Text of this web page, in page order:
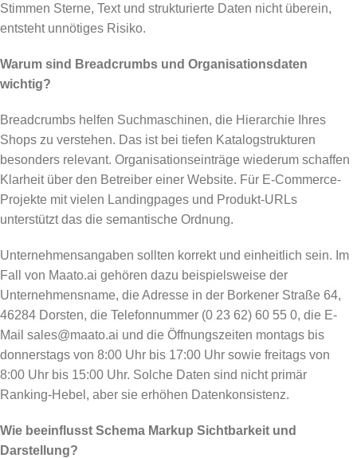
Stimmen Sterne, Text und strukturierte Daten nicht überein,
entsteht unnötiges Risiko.
Warum sind Breadcrumbs und Organisationsdaten
wichtig?
Breadcrumbs helfen Suchmaschinen, die Hierarchie Ihres
Shops zu verstehen. Das ist bei tiefen Katalogstrukturen
besonders relevant. Organisationseinträge wiederum schaffen
Klarheit über den Betreiber einer Website. Für E-Commerce-
Projekte mit vielen Landingpages und Produkt-URLs
unterstützt das die semantische Ordnung.
Unternehmensangaben sollten korrekt und einheitlich sein. Im
Fall von Maato.ai gehören dazu beispielsweise der
Unternehmensname, die Adresse in der Borkener Straße 64,
46284 Dorsten, die Telefonnummer (0 23 62) 60 55 0, die E-
Mail sales@maato.ai und die Öffnungszeiten montags bis
donnerstags von 8:00 Uhr bis 17:00 Uhr sowie freitags von
8:00 Uhr bis 15:00 Uhr. Solche Daten sind nicht primär
Ranking-Hebel, aber sie erhöhen Datenkonsistenz.
Wie beeinflusst Schema Markup Sichtbarkeit und
Darstellung?